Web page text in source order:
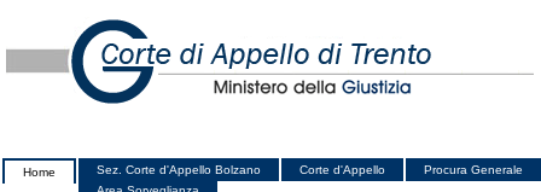
Home Sez. Corte d'Appello Bolzano Corte d'Appello
Procura Generale